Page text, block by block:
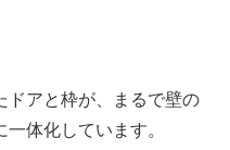
ドアと枠が、まるで壁の
体化しています。